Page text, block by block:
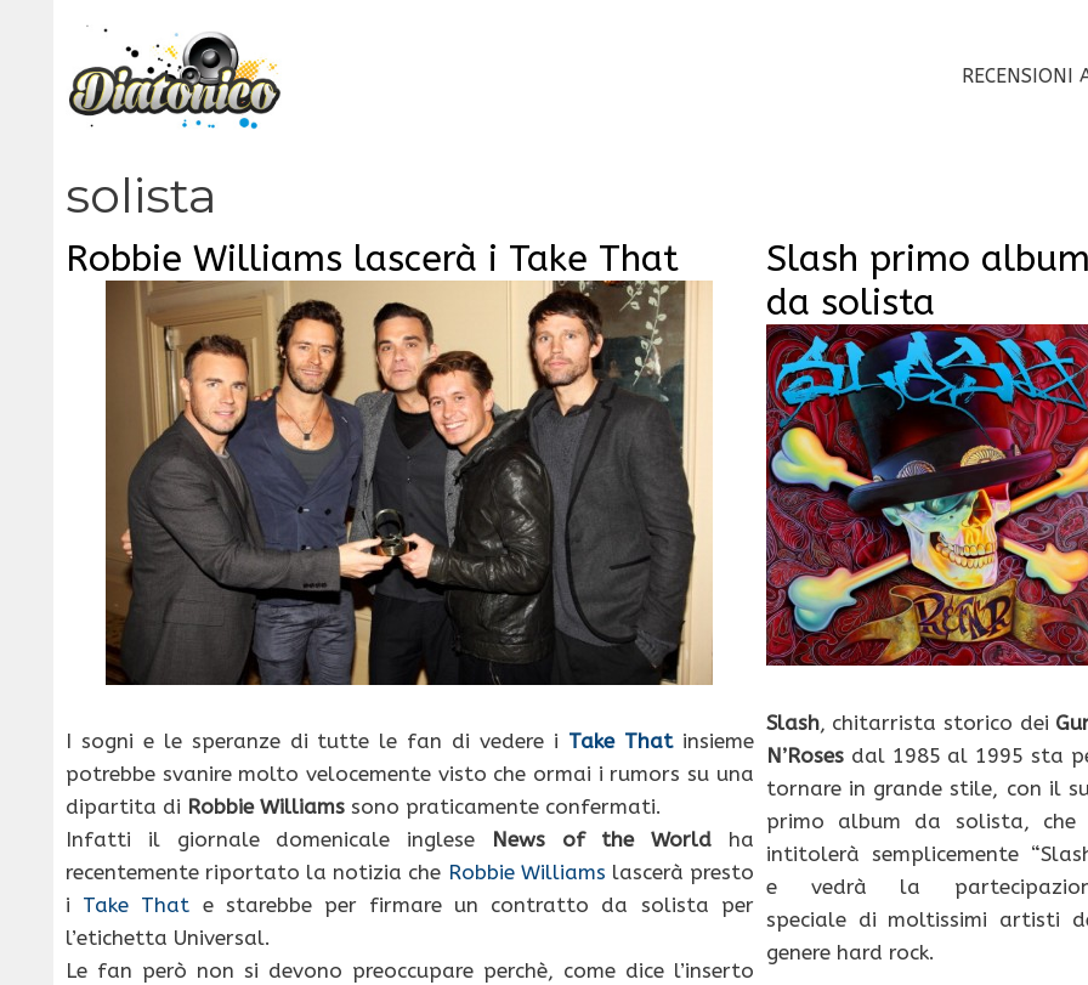
contenuto
RECENSIONI
solista
Robbie Williams lascerà i Take That
I sogni e le speranze di tutte le fan di vedere i Take Thatinsieme
potrebbe svanire molto velocemente visto che ormai i rumors su una
dipartita di Robbie Williams sono praticamente confermati.
Infatti il giornale domenicale inglese
News of the World ha
recentemente riportato la notizia che Robbie Williams lascerà presto
i Take That e starebbe per firmare un contratto da solista per
l’etichetta Universal.
Le fan però non si devono preoccupare perchè, come dice l’inserto
Slash primo album
da solista
Slash, chitarrista storico dei
N’Rosesdal 1985 al 1995 sta
tornare in grande stile, con il
primo album da solista, che
intitolerà semplicemente
e vedrà la
speciale di moltissimi artisti
genere hard rock.